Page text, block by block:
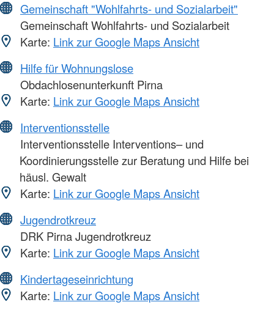
Gemeinschaft "Wohlfahrts- und Sozialarbeit"
Gemeinschaft Wohlfahrts- und Sozialarbeit
Karte: Link zur Google Maps Ansicht
Hilfe für Wohnungslose
Obdachlosenunterkunft Pirna
Karte: Link zur Google Maps Ansicht
Interventionsstelle
Interventionsstelle Interventions– und
Koordinierungsstelle zur Beratung und Hilfe bei
häusl. Gewalt
Karte: Link zur Google Maps Ansicht
Jugendrotkreuz
DRK Pirna Jugendrotkreuz
Karte: Link zur Google Maps Ansicht
Kindertageseinrichtung
Karte: Link zur Google Maps Ansicht